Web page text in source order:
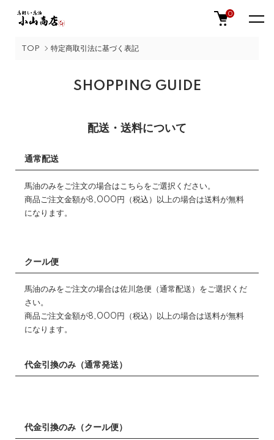
0
TOP 特定商取引法に基づく表記
SHOPPING GUIDE
配送・送料について
通常配送
馬油のみをご注文の場合はこちらをご選択ください。
商品ご注文金額が8,000円（税込）以上の場合は送料が無料
になります。
クール便
馬油のみをご注文の場合は佐川急便（通常配送）をご選択くだ
さい。
商品ご注文金額が8,000円（税込）以上の場合は送料が無料
になります。
代金引換のみ（通常発送）
代金引換のみ（クール便）